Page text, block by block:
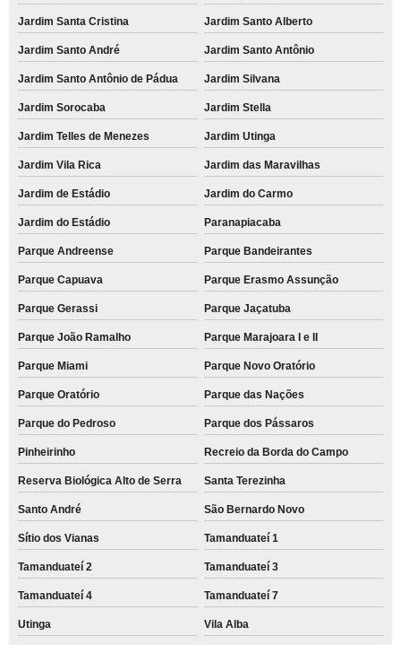
Jardim Santa Cristina Jardim Santo Alberto
Jardim Santo André Jardim Santo Antônio
Jardim Santo Antônio de Pádua Jardim Silvana
Jardim Sorocaba Jardim Stella
Jardim Telles de Menezes Jardim Utinga
Jardim Vila Rica Jardim das Maravilhas
Jardim de Estádio Jardim do Carmo
Jardim do Estádio Paranapiacaba
Parque Andreense Parque Bandeirantes
Parque Capuava Parque Erasmo Assunção
Parque Gerassi Parque Jaçatuba
Parque João Ramalho Parque Marajoara I e II
Parque Miami Parque Novo Oratório
Parque Oratório Parque das Nações
Parque do Pedroso Parque dos Pássaros
Pinheirinho Recreio da Borda do Campo
Reserva Biológica Alto de Serra Santa Terezinha
Santo André São Bernardo Novo
Sítio dos Vianas Tamanduateí 1
Tamanduateí 2 Tamanduateí 3
Tamanduateí 4 Tamanduateí 7
Utinga Vila Alba